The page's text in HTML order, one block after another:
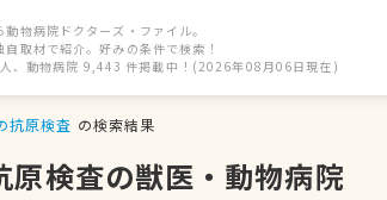
物病院ドクターズ・ファイル。
取材で紹介。好みの条件で検索！
、動物病院 9,443 件掲載中！(2026年08月06日現在)
抗原検査 の検索結果
検査の獣医・動物病院